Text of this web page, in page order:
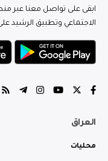
ابقى على تواصل معنا عبر
الاجتماعي وتطبيق الرشيد
العراق
محليات